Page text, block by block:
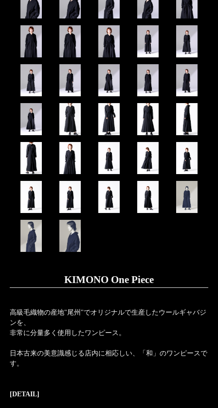
KIMONO One Piece
高級毛織物の産地"尾州"でオリジナルで生産したウールギャバジ
ンを、
非常に分量多く使用したワンピース。
日本古来の美意識感じる店内に相応しい、「和」のワンピースで
す。
[DETAIL]